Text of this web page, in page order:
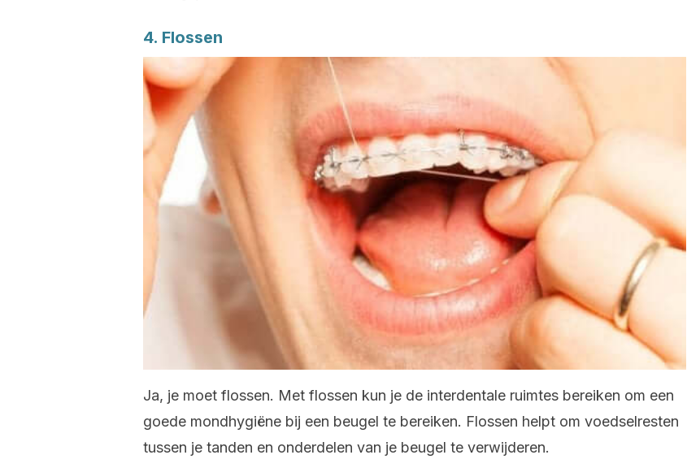
4. Flossen
Ja, je moet flossen. Met flossen kun je de interdentale ruimtes bereiken om een ​​
goede mondhygiëne bij een beugel te bereiken. Flossen helpt om voedselresten
tussen je tanden en onderdelen van je beugel te verwijderen.